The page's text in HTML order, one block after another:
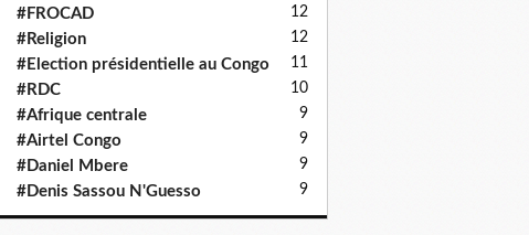
#FROCAD 12
#Religion 12
#Election présidentielle au Congo 11
#RDC 10
#Afrique centrale 9
#Airtel Congo 9
#Daniel Mbere 9
#Denis Sassou N'Guesso 9